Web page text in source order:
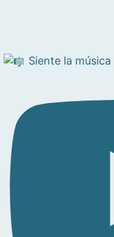
Siente la